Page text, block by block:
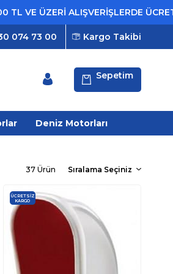
ALIŞVERİŞLERDE ÜCRETSİZ
Kargo Takibi
074 73 00
Sepetim
Deniz Motorları
37 Ürün
ÜCRETSIZ
KARGO